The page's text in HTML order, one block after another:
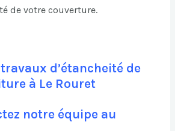
de votre couverture.
d’étancheité de
à Le Rouret
notre équipe au